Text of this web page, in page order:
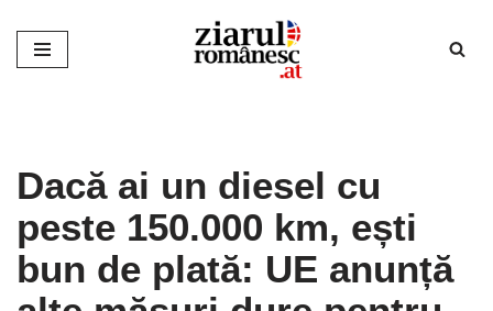
Sari
Dacă ai un diesel cu
peste 150.000 km, ești
bun de plată: UE anunță